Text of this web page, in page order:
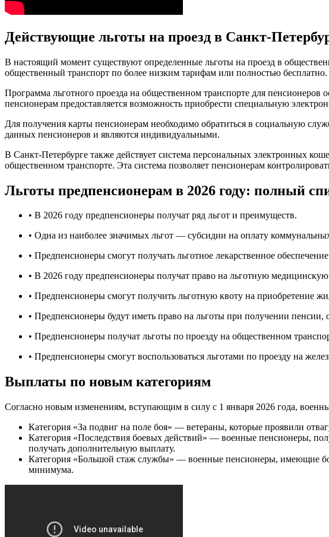
Действующие льготы на проезд в Санкт-
В настоящий момент существуют определенные льготы на проезд в
общественный транспорт по более низким тарифам или полностью бесплатно.
Программа льготного проезда на общественном транспорте для
пенсионерам предоставляется возможность приобрести специальную
Для получения карты пенсионерам необходимо обратиться в социальную
данных пенсионеров и являются индивидуальными.
В Санкт-Петербурге также действует система персональных электронных
общественном транспорте. Эта система позволяет пенсионерам
Льготы предпенсионерам в 2026 году: полный
• В 2026 году предпенсионеры получат ряд льгот и преимуществ.
• Одна из наиболее значимых льгот — субсидии на оплату
• Предпенсионеры смогут получать льготное лекарственное
• В 2026 году предпенсионеры получат право на льготную
• Предпенсионеры смогут получить льготную квоту на приобретение
• Предпенсионеры будут иметь право на льготы при получении
• Предпенсионеры получат льготы по проезду на общественном
• Предпенсионеры смогут воспользоваться льготами по проезду на
Выплаты по новым категориям
Согласно новым изменениям, вступающим в силу с 1 января 2026 года,
Категория «За подвиг на поле боя» — ветераны, которые проявили
Категория «Последствия боевых действий» — военные пенсионеры,
получать дополнительную выплату.
Категория «Большой стаж службы» — военные пенсионеры, имеющие
минимума.